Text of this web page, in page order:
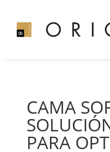
CAMA
PARA